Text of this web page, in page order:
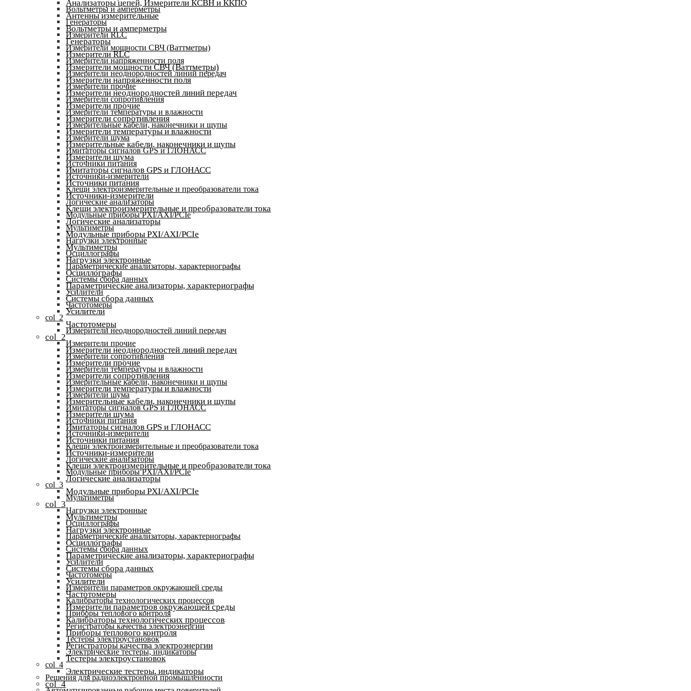
Вольтметры и амперметры
Генераторы
Измерители RLC
Измерители мощности СВЧ (Ваттметры)
Измерители напряженности поля
Измерители неоднородностей линий передач
Измерители прочие
Измерители сопротивления
Измерители температуры и влажности
Измерительные кабели, наконечники и щупы
Измерители шума
Имитаторы сигналов GPS и ГЛОНАСС
Источники питания
Источники-измерители
Клещи электроизмерительные и преобразователи тока
Логические анализаторы
Модульные приборы PXI/AXI/PCIe
Мультиметры
Нагрузки электронные
Осциллографы
Параметрические анализаторы, характериографы
Системы сбора данных
Усилители
Частотомеры
col_2
Измерители неоднородностей линий передач
Измерители прочие
Измерители сопротивления
Измерители температуры и влажности
Измерительные кабели, наконечники и щупы
Измерители шума
Имитаторы сигналов GPS и ГЛОНАСС
Источники питания
Источники-измерители
Клещи электроизмерительные и преобразователи тока
Логические анализаторы
Модульные приборы PXI/AXI/PCIe
col_3
Мультиметры
Нагрузки электронные
Осциллографы
Параметрические анализаторы, характериографы
Системы сбора данных
Усилители
Частотомеры
Измерители параметров окружающей среды
Калибраторы технологических процессов
Приборы теплового контроля
Регистраторы качества электроэнергии
Тестеры электроустановок
Электрические тестеры, индикаторы
col_4
Решения для радиоэлектронной промышленности
Анализаторы цепей, Измерители КСВН и ККПО
Антенны измерительные
Вольтметры и амперметры
Генераторы
Измерители RLC
Измерители мощности СВЧ (Ваттметры)
Измерители напряженности поля
Измерители неоднородностей линий передач
Измерители прочие
Измерители сопротивления
Измерители температуры и влажности
Измерительные кабели, наконечники и щупы
Измерители шума
Имитаторы сигналов GPS и ГЛОНАСС
Источники питания
Источники-измерители
Клещи электроизмерительные и преобразователи тока
Логические анализаторы
Модульные приборы PXI/AXI/PCIe
Мультиметры
Нагрузки электронные
Осциллографы
Параметрические анализаторы, характериографы
Системы сбора данных
Усилители
Частотомеры
col_2
Измерители неоднородностей линий передач
Измерители прочие
Измерители сопротивления
Измерители температуры и влажности
Измерительные кабели, наконечники и щупы
Измерители шума
Имитаторы сигналов GPS и ГЛОНАСС
Источники питания
Источники-измерители
Клещи электроизмерительные и преобразователи тока
Логические анализаторы
Модульные приборы PXI/AXI/PCIe
col_3
Мультиметры
Нагрузки электронные
Осциллографы
Параметрические анализаторы, характериографы
Системы сбора данных
Усилители
Частотомеры
Измерители параметров окружающей среды
Калибраторы технологических процессов
Приборы теплового контроля
Регистраторы качества электроэнергии
Тестеры электроустановок
Электрические тестеры, индикаторы
col_4